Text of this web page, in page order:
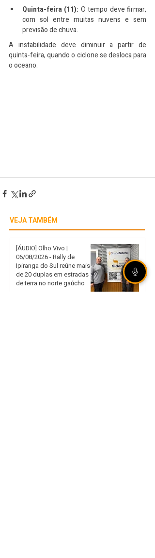
Quinta-feira (11): O tempo deve firmar,
com sol entre muitas nuvens e sem
previsão de chuva.
A instabilidade deve diminuir a partir de
quinta-feira, quando o ciclone se desloca para
o oceano.
VEJA TAMBÉM
[ÁUDIO] Olho Vivo |
06/08/2026 - Rally de
Ipiranga do Sul reúne mais
de 20 duplas em estradas
de terra no norte gaúcho